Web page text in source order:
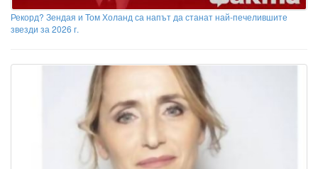
Рекорд? Зендая и Том Холанд са напът да станат най-печелившите
звезди за 2026 г.